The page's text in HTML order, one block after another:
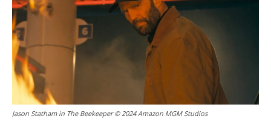
Jason Statham in The Beekeeper © 2024 Amazon MGM Studios